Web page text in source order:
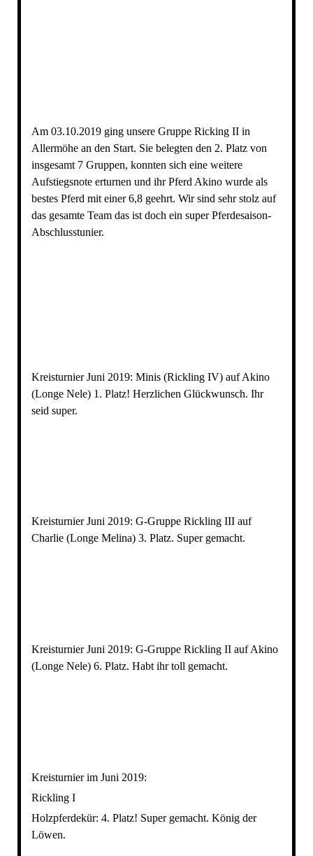
Am 03.10.2019 ging unsere Gruppe Ricking II in
Allermöhe an den Start. Sie belegten den 2. Platz von
insgesamt 7 Gruppen, konnten sich eine weitere
Aufstiegsnote erturnen und ihr Pferd Akino wurde als
bestes Pferd mit einer 6,8 geehrt. Wir sind sehr stolz auf
das gesamte Team das ist doch ein super Pferdesaison-
Abschlusstunier.
Kreisturnier Juni 2019: Minis (Rickling IV) auf Akino
(Longe Nele) 1. Platz! Herzlichen Glückwunsch. Ihr
seid super.
Kreisturnier Juni 2019: G-Gruppe Rickling III auf
Charlie (Longe Melina) 3. Platz. Super gemacht.
Kreisturnier Juni 2019: G-Gruppe Rickling II auf Akino
(Longe Nele) 6. Platz. Habt ihr toll gemacht.
Kreisturnier im Juni 2019:
Rickling I
Holzpferdekür: 4. Platz! Super gemacht. König der
Löwen.